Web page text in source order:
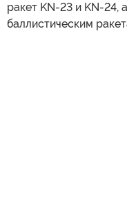
ракет KN-23 и KN-24,
баллистическим